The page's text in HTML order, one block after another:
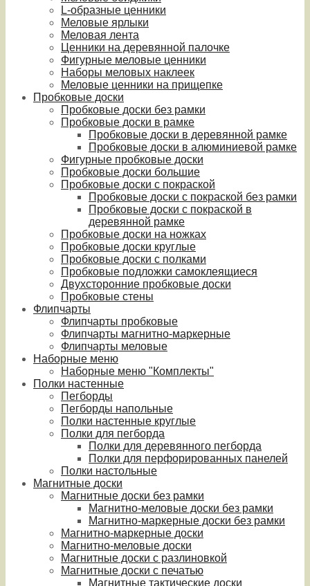
L-образные ценники
Меловые ярлыки
Меловая лента
Ценники на деревянной палочке
Фигурные меловые ценники
Наборы меловых наклеек
Меловые ценники на прищепке
Пробковые доски
Пробковые доски без рамки
Пробковые доски в рамке
Пробковые доски в деревянной рамке
Пробковые доски в алюминиевой рамке
Фигурные пробковые доски
Пробковые доски большие
Пробковые доски с покраской
Пробковые доски с покраской без рамки
Пробковые доски с покраской в
деревянной рамке
Пробковые доски на ножках
Пробковые доски круглые
Пробковые доски с полками
Пробковые подложки самоклеящиеся
Двухсторонние пробковые доски
Пробковые стены
Флипчарты
Флипчарты пробковые
Флипчарты магнитно-маркерные
Флипчарты меловые
Наборные меню
Наборные меню "Комплекты"
Полки настенные
Пегборды
Пегборды напольные
Полки настенные круглые
Полки для пегборда
Полки для деревянного пегборда
Полки для перфорированных панелей
Полки настольные
Магнитные доски
Магнитные доски без рамки
Магнитно-меловые доски без рамки
Магнитно-маркерные доски без рамки
Магнитно-маркерные доски
Магнитно-меловые доски
Магнитные доски с разлиновкой
Магнитные доски с печатью
Магнитные тактические доски